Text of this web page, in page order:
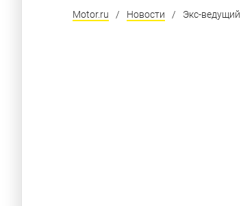
Motor.ru / Новости / Экс-